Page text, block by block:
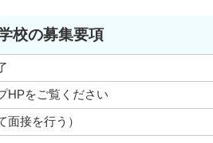
校の募集要項
HPをご覧ください
接を行う）